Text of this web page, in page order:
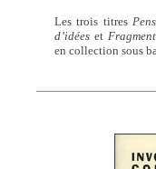
Les trois titres
d’idéeset
en collection sous